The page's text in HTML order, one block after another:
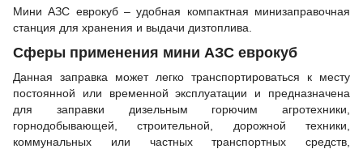
Мини АЗС еврокуб – удобная компактная минизаправочная
станция для хранения и выдачи дизтоплива.
Сферы применения мини АЗС еврокуб
Данная заправка может легко транспортироваться к месту
постоянной или временной эксплуатации и предназначена
для заправки дизельным горючим агротехники,
горнодобывающей, строительной, дорожной техники,
коммунальных или частных транспортных средств,